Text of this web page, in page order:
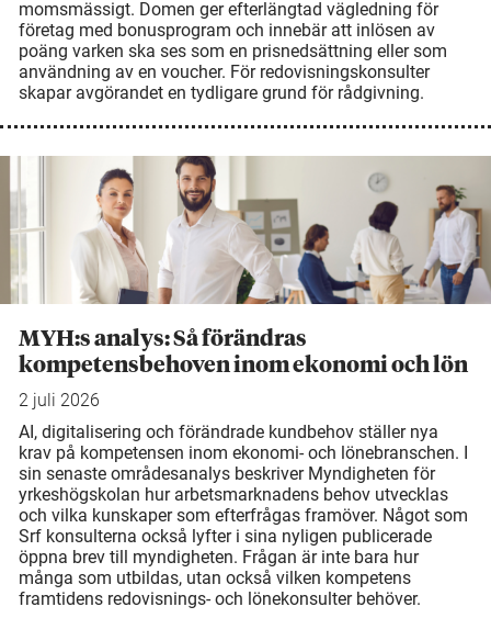
momsmässigt. Domen ger efterlängtad vägledning för
företag med bonusprogram och innebär att inlösen av
poäng varken ska ses som en prisnedsättning eller som
användning av en voucher. För redovisningskonsulter
skapar avgörandet en tydligare grund för rådgivning.
MYH:s analys: Så förändras
kompetensbehoven inom ekonomi och lön
2 juli 2026
AI, digitalisering och förändrade kundbehov ställer nya
krav på kompetensen inom ekonomi- och lönebranschen. I
sin senaste områdesanalys beskriver Myndigheten för
yrkeshögskolan hur arbetsmarknadens behov utvecklas
och vilka kunskaper som efterfrågas framöver. Något som
Srf konsulterna också lyfter i sina nyligen publicerade
öppna brev till myndigheten. Frågan är inte bara hur
många som utbildas, utan också vilken kompetens
framtidens redovisnings- och lönekonsulter behöver.